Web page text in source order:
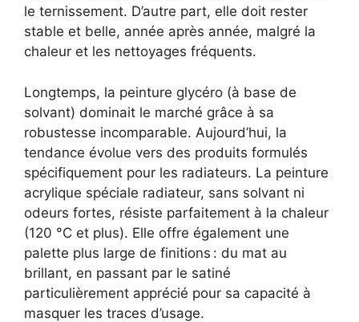
le ternissement. D’autre part, elle doit rester
stable et belle, année après année, malgré la
chaleur et les nettoyages fréquents.
Longtemps, la peinture glycéro (à base de
solvant) dominait le marché grâce à sa
robustesse incomparable. Aujourd’hui, la
tendance évolue vers des produits formulés
spécifiquement pour les radiateurs. La peinture
acrylique spéciale radiateur, sans solvant ni
odeurs fortes, résiste parfaitement à la chaleur
(120 °C et plus). Elle offre également une
palette plus large de finitions : du mat au
brillant, en passant par le satiné
particulièrement apprécié pour sa capacité à
masquer les traces d’usage.